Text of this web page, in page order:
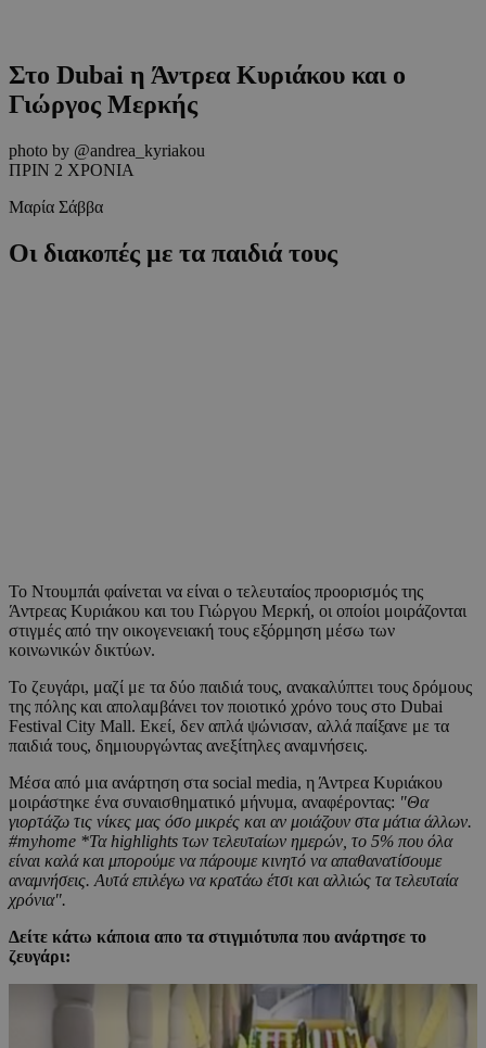
Στο Dubai η Άντρεα Κυριάκου και ο
Γιώργος Μερκής
photo by @andrea_kyriakou
ΠΡΙΝ 2 ΧΡΟΝΙΑ
Μαρία Σάββα
Οι διακοπές με τα παιδιά τους
Το Ντουμπάι φαίνεται να είναι ο τελευταίος προορισμός της
Άντρεας Κυριάκου και του Γιώργου Μερκή, οι οποίοι μοιράζονται
στιγμές από την οικογενειακή τους εξόρμηση μέσω των
κοινωνικών δικτύων.
Το ζευγάρι, μαζί με τα δύο παιδιά τους, ανακαλύπτει τους δρόμους
της πόλης και απολαμβάνει τον ποιοτικό χρόνο τους στο Dubai
Festival City Mall. Εκεί, δεν απλά ψώνισαν, αλλά παίξανε με τα
παιδιά τους, δημιουργώντας ανεξίτηλες αναμνήσεις.
Μέσα από μια ανάρτηση στα social media, η Άντρεα Κυριάκου
μοιράστηκε ένα συναισθηματικό μήνυμα, αναφέροντας: "Θα
γιορτάζω τις νίκες μας όσο μικρές και αν μοιάζουν στα μάτια άλλων.
#myhome *Τα highlights των τελευταίων ημερών, το 5% που όλα
είναι καλά και μπορούμε να πάρουμε κινητό να απαθανατίσουμε
αναμνήσεις. Αυτά επιλέγω να κρατάω έτσι και αλλιώς τα τελευταία
χρόνια".
Δείτε κάτω κάποια απο τα στιγμιότυπα που ανάρτησε το
ζευγάρι: